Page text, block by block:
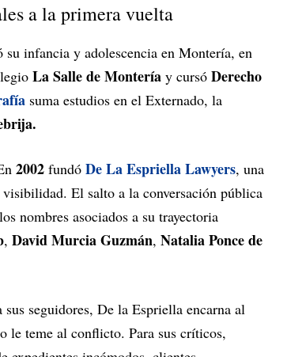
a la primera vuelta
su infancia y adolescencia en Montería, en
La Salle de Montería y cursó Derecho
suma estudios en el Externado, la
2002 fundó De La Espriella Lawyers, una
El salto a la conversación pública
nombres asociados a su trayectoria
, David Murcia Guzmán, Natalia Ponce de
seguidores, De la Espriella encarna al
le teme al conflicto. Para sus críticos,